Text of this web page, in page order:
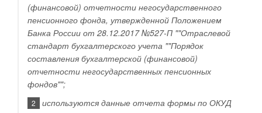
(финансовой) отчетности негосударственного
пенсионного фонда, утвержденной Положением
Банка России от 28.12.2017 №527-П ""Отраслевой
стандарт бухгалтерского учета ""Порядок
составления бухгалтерской (финансовой)
отчетности негосударственных пенсионных
фондов"";
2
используются данные отчета формы по ОКУД